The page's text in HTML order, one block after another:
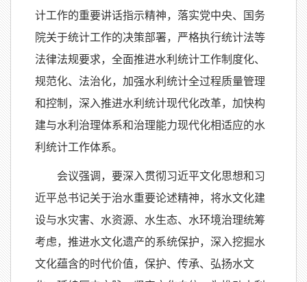
计工作的重要讲话指示精神，落实党中央、国务
院关于统计工作的决策部署，严格执行统计法等
法律法规要求，全面推进水利统计工作制度化、
规范化、法治化，加强水利统计全过程质量管理
和控制，深入推进水利统计现代化改革，加快构
建与水利治理体系和治理能力现代化相适应的水
利统计工作体系。
会议强调，要深入贯彻习近平文化思想和习
近平总书记关于治水重要论述精神，将水文化建
设与水灾害、水资源、水生态、水环境治理统筹
考虑， 推进水文化遗产的系统保护，深入挖掘水
文化蕴含的时代价值，保护、传承、弘扬水文